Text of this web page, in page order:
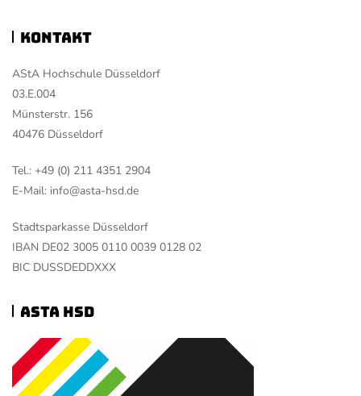
Kontakt
AStA Hochschule Düsseldorf
03.E.004
Münsterstr. 156
40476 Düsseldorf
Tel.: +49 (0) 211 4351 2904
E-Mail: info@asta-hsd.de
Stadtsparkasse Düsseldorf
IBAN DE02 3005 0110 0039 0128 02
BIC DUSSDEDDXXX
ASTA HSD